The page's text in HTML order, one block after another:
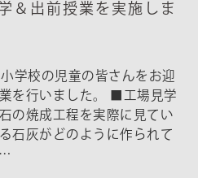
＆出前授業を実施しま
学校の児童の皆さんをお迎
を行いました。 ■工場見学
の焼成工程を実際に見てい
石灰がどのように作られて
…